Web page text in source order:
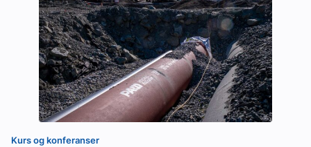
Kurs og konferanser